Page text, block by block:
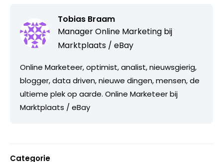
Tobias Braam
Manager Online Marketing bij
Marktplaats / eBay
Online Marketeer, optimist, analist, nieuwsgierig,
blogger, data driven, nieuwe dingen, mensen, de
ultieme plek op aarde. Online Marketeer bij
Marktplaats / eBay
Categorie